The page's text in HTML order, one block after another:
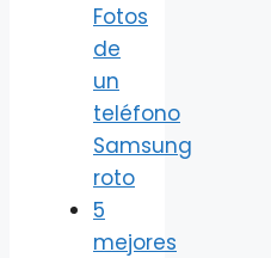
Fotos
de
un
teléfono
Samsung
roto
5
mejores